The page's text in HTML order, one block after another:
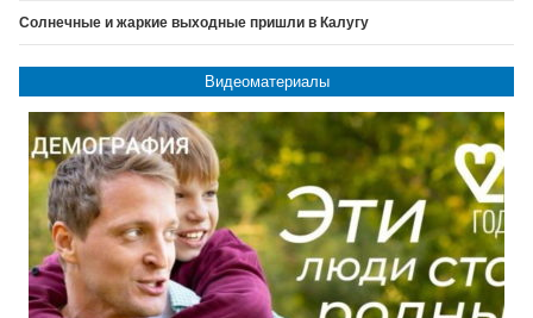
Солнечные и жаркие выходные пришли в Калугу
Видеоматериалы